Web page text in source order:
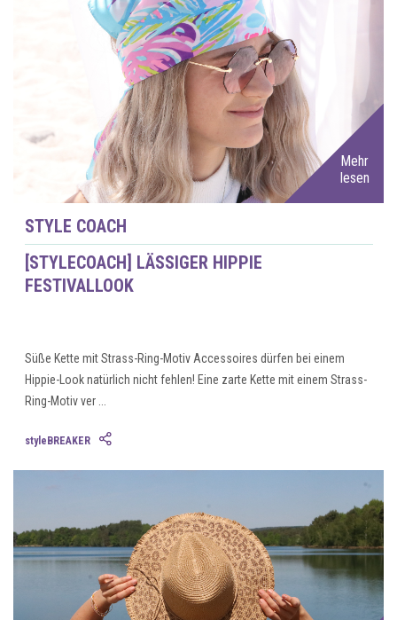
Mehr
lesen
STYLE COACH
[STYLECOACH] LÄSSIGER HIPPIE
FESTIVALLOOK
Süße Kette mit Strass-Ring-Motiv Accessoires dürfen bei einem
Hippie-Look natürlich nicht fehlen! Eine zarte Kette mit einem Strass-
Ring-Motiv ver ...
styleBREAKER